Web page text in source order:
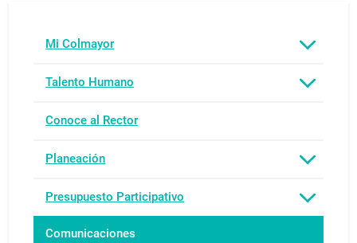
Mi Colmayor
Talento Humano
Conoce al Rector
Planeación
Presupuesto Participativo
Comunicaciones